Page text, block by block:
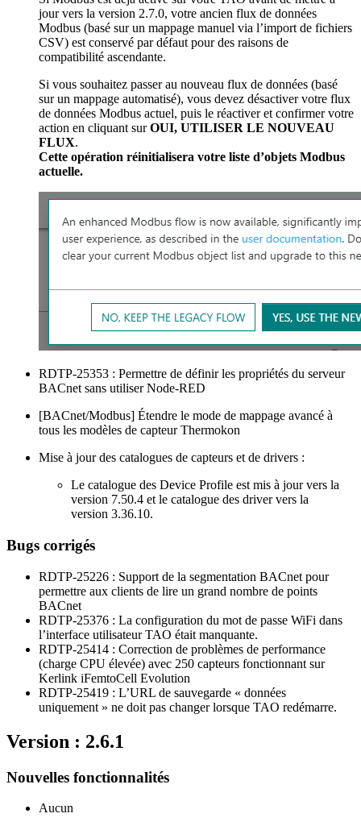
jour vers la version 2.7.0, votre ancien flux de données
Modbus (basé sur un mappage manuel via l’import de fichiers
CSV) est conservé par défaut pour des raisons de
compatibilité ascendante.
Si vous souhaitez passer au nouveau flux de données (basé
sur un mappage automatisé), vous devez désactiver votre flux
de données Modbus actuel, puis le réactiver et confirmer votre
action en cliquant surOUI, UTILISER LE NOUVEAU
FLUX.
Cette opération réinitialisera votre liste d’objets Modbus
actuelle.
RDTP-25353 : Permettre de définir les propriétés du serveur
BACnet sans utiliser Node-RED
[BACnet/Modbus] Étendre le mode de mappage avancé à
tous les modèles de capteur Thermokon
Mise à jour des catalogues de capteurs et de drivers :
Le catalogue des Device Profile est mis à jour vers la
version 7.50.4 et le catalogue des driver vers la
version 3.36.10.
Bugs corrigés
RDTP-25226 : Support de la segmentation BACnet pour
permettre aux clients de lire un grand nombre de points
BACnet
RDTP-25376 : La configuration du mot de passe WiFi dans
l’interface utilisateur TAO était manquante.
RDTP-25414 : Correction de problèmes de performance
(charge CPU élevée) avec 250 capteurs fonctionnant sur
Kerlink iFemtoCell Evolution
RDTP-25419 : L’URL de sauvegarde « données
uniquement » ne doit pas changer lorsque TAO redémarre.
Version : 2.6.1
Nouvelles fonctionnalités
Aucun